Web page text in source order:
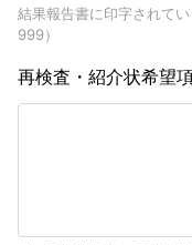
結果報告書に印字されて
999）
再検査・紹介状希望